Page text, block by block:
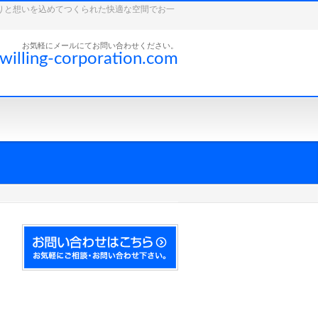
想いを込めてつくられた快適な空間でお一
お気軽にメールにてお問い合わせください。
corporation.com